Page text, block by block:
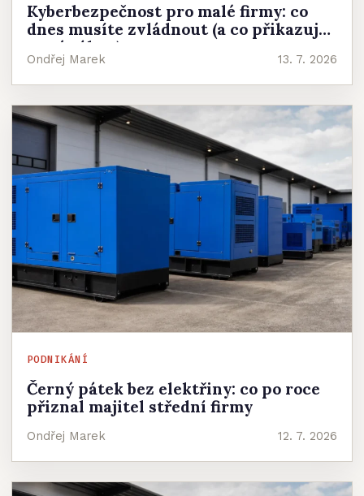
Kyberbezpečnost pro malé firmy: co
dnes musíte zvládnout (a co přikazuje
nový zákon)
Ondřej Marek 13. 7. 2026
PODNIKÁNÍ
Černý pátek bez elektřiny: co po roce
přiznal majitel střední firmy
Ondřej Marek 12. 7. 2026